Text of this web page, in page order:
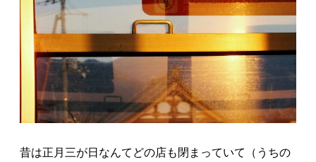
昔は正月三が日なんてどの店も閉まっていて（うちの